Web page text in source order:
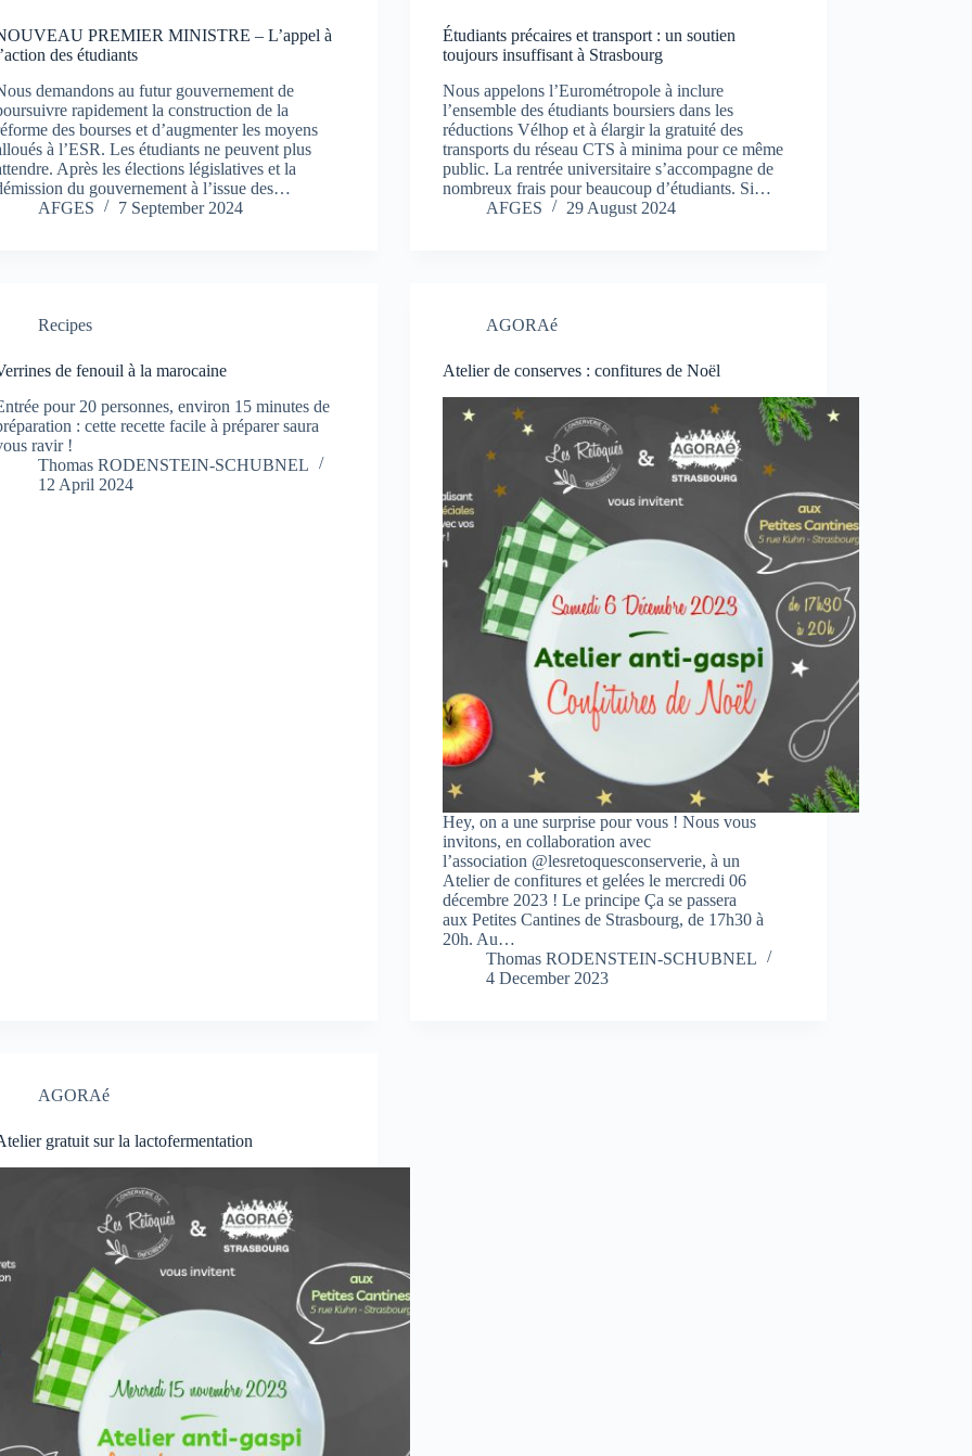
PREMIER MINISTRE – L’appel à
des étudiants
demandons au futur gouvernement de
rapidement la construction de la
des bourses et d’augmenter les moyens
à l’ESR. Les étudiants ne peuvent plus
Après les élections législatives et la
du gouvernement à l’issue des…
AFGES
7 September 2024
Étudiants précaires et transport : un soutien
toujours insuffisant à Strasbourg
Nous appelons l’Eurométropole à inclure
l’ensemble des étudiants boursiers dans les
réductions Vélhop et à élargir la gratuité des
transports du réseau CTS à minima pour ce même
public. La rentrée universitaire s’accompagne de
nombreux frais pour beaucoup d’étudiants. Si…
AFGES
29 August 2024
Recipes
de fenouil à la marocaine
pour 20 personnes, environ 15 minutes de
: cette recette facile à préparer saura
ravir !
Thomas RODENSTEIN-SCHUBNEL
12 April 2024
AGORAé
Atelier de conserves : confitures de Noël
Hey, on a une surprise pour vous ! Nous vous
invitons, en collaboration avec
l’association @lesretoquesconserverie, à un
Atelier de confitures et gelées le mercredi 06
décembre 2023 ! Le principe Ça se passera
aux Petites Cantines de Strasbourg, de 17h30 à
20h. Au…
Thomas RODENSTEIN-SCHUBNEL
4 December 2023
AGORAé
gratuit sur la lactofermentation